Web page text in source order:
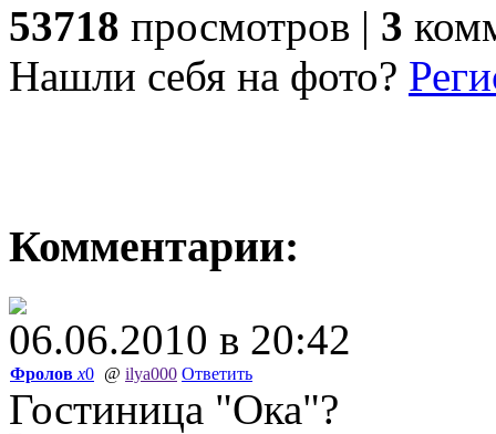
53718 просмотров | 3
Нашли себя на фото?
Комментарии:
06.06.2010 в 20:42
Фролов x0 @ ilya000 Ответить
Гостиница "Ока"?